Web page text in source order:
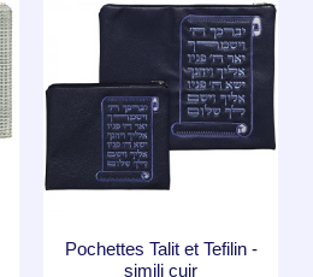
Pochettes Talit et Tefilin -
simili cuir